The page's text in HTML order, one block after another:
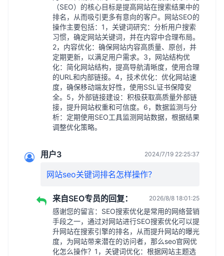
（SEO）的核心目标是提高网站在搜索结果中的
排名，从而吸引更多有意向的客户。网站SEO的
操作主要包括：1，关键词研究：分析用户搜索
习惯，确定网站关键词，并在内容中合理布局。
2，内容优化：确保网站内容高质量、原创，并
定期更新，以满足用户需求。3，网站结构优
化：简化网站结构，提高导航清晰度，使用合理
的URL和内部链接。4，技术优化：优化网站速
度，确保移动端友好性，使用SSL证书保障安
全。5，外部链接建设：积极获取高质量外部链
接，提升网站权重和可信度。6，数据监测与分
析：定期使用SEO工具监测网站数据，根据结果
调整优化策略。
用户3 2024/7/19 22:25:37
网站seo关键词排名怎样操作？
来自SEO专员的回复： 2026/8/8 18:01:25
感谢您的留言：SEO搜索优化是常用的网络营销
手段之一，通过对网站进行SEO搜索优化可以提
升网站在搜索引擎的排名，从而提升网站的曝光
度，为网站带来潜在的访问者，那么seo官网优
化怎么操作？1，关键词优化：根据网站主题选